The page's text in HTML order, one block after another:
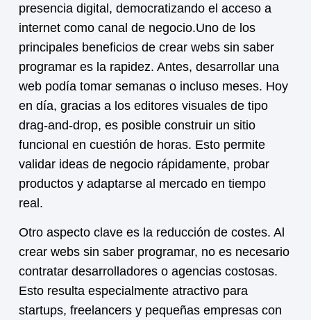
presencia digital, democratizando el acceso a
internet como canal de negocio.Uno de los
principales beneficios de crear webs sin saber
programar es la rapidez. Antes, desarrollar una
web podía tomar semanas o incluso meses. Hoy
en día, gracias a los editores visuales de tipo
drag-and-drop, es posible construir un sitio
funcional en cuestión de horas. Esto permite
validar ideas de negocio rápidamente, probar
productos y adaptarse al mercado en tiempo
real.
Otro aspecto clave es la reducción de costes. Al
crear webs sin saber programar, no es necesario
contratar desarrolladores o agencias costosas.
Esto resulta especialmente atractivo para
startups, freelancers y pequeñas empresas con